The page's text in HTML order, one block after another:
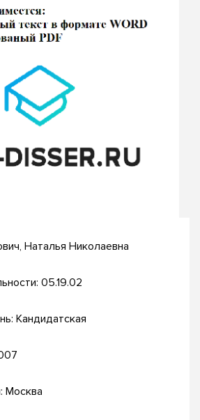
Наталья Николаевна
05.19.02
Кандидатская
Москва